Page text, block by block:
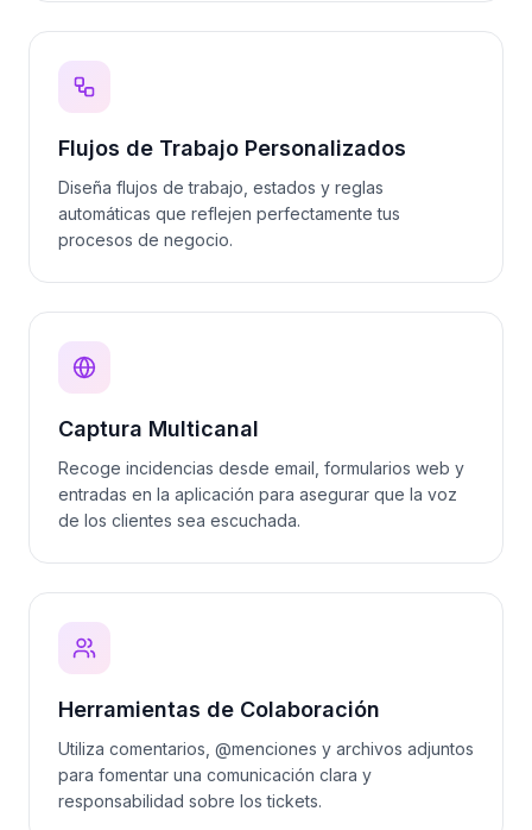
Flujos de Trabajo Personalizados
Diseña flujos de trabajo, estados y reglas
automáticas que reflejen perfectamente tus
procesos de negocio.
Captura Multicanal
Recoge incidencias desde email, formularios web y
entradas en la aplicación para asegurar que la voz
de los clientes sea escuchada.
Herramientas de Colaboración
Utiliza comentarios, @menciones y archivos adjuntos
para fomentar una comunicación clara y
responsabilidad sobre los tickets.